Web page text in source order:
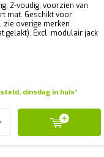
2-voudig, voorzien van
mat. Geschikt voor
zie overige merken
gelakt). Excl. modulair jack
dinsdag in huis*